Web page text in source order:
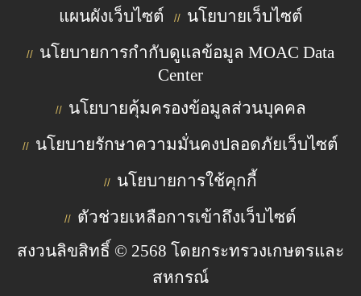
แผนผังเว็บไซต์ // นโยบายเว็บไซต์
// นโยบายการกำกับดูแลข้อมูล MOAC Data
Center
// นโยบายคุ้มครองข้อมูลส่วนบุคคล
// นโยบายรักษาความมั่นคงปลอดภัยเว็บไซต์
// นโยบายการใช้คุกกี้
// ตัวช่วยเหลือการเข้าถึงเว็บไซต์
สงวนลิขสิทธิ์ © 2568 โดยกระทรวงเกษตรและ
สหกรณ์